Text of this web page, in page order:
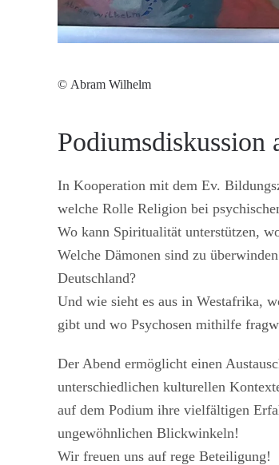
© Abram Wilhelm
In Kooperation mit dem Ev.
welche Rolle Religion bei
Wo kann Spiritualität unterstützen,
Welche Dämonen sind zu
Deutschland?
Und wie sieht es aus in Westafrika,
gibt und wo Psychosen mithilfe
Der Abend ermöglicht einen
unterschiedlichen kulturellen
auf dem Podium ihre vielfältigen
ungewöhnlichen Blickwinkeln!
Wir freuen uns auf rege Beteiligung!